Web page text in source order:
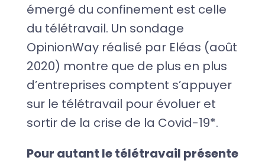
émergé du confinement est celle
du télétravail. Un sondage
OpinionWay réalisé par Eléas (août
2020) montre que de plus en plus
d’entreprises comptent s’appuyer
sur le télétravail pour évoluer et
sortir de la crise de la Covid-19*.
Pour autant le télétravail présente